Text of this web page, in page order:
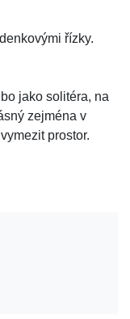
řízky.
jako solitéra, na
zejména v
prostor.